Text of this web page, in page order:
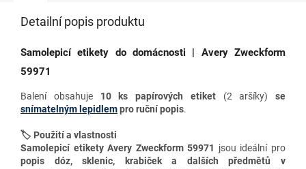
Detailní popis produktu
Samolepicí etikety do domácnosti | Avery Zweckform
59971
Balení obsahuje 10 ks papírových etiket(2 aršíky) se
snímatelným lepidlempro ruční popis.
🏷️ Použití a vlastnosti
Samolepicí etikety Avery Zweckform 59971 jsou ideální pro
popis dóz, sklenic, krabiček a dalších předmětů v